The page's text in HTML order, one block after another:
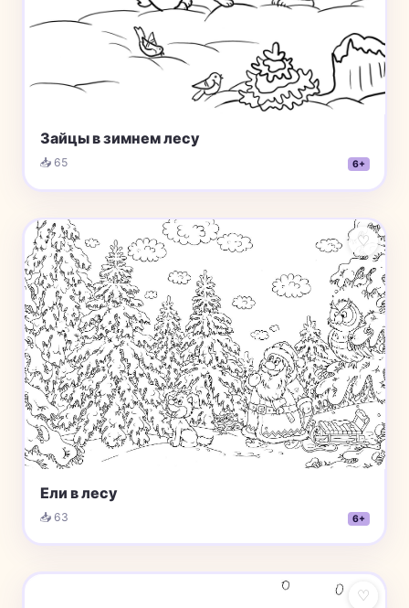
Зайцы в зимнем лесу
📥 65 6+
♡
Ели в лесу
📥 63 6+
♡